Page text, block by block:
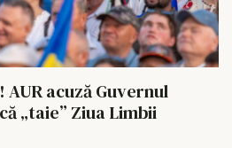
AUR acuză Guvernul
„taie” Ziua Limbii